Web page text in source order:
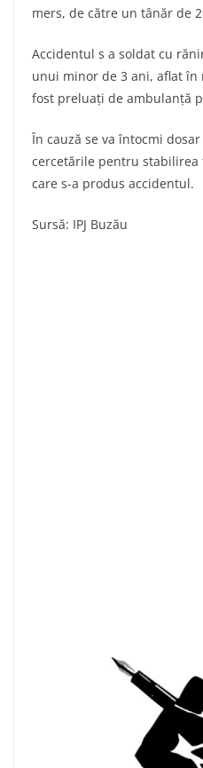
mers, de către un tânăr de
Accidentul s a soldat cu
unui minor de 3 ani, aflat
fost preluați de ambulanță
În cauză se va întocmi
cercetările pentru
care s-a produs accidentul.
Sursă: IPJ Buzău